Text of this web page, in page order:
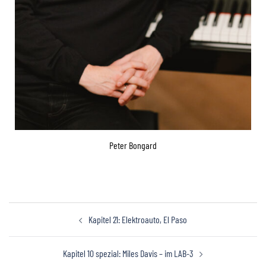
Peter Bongard
Kapitel 21: Elektroauto, El Paso
Kapitel 10 spezial: Miles Davis – im LAB-3